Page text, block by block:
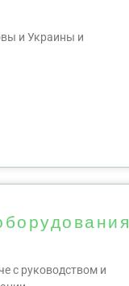
и Украины и
с руководством и